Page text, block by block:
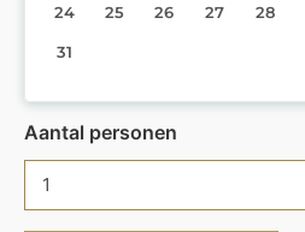
24 25 26 27 28
31
Aantal personen